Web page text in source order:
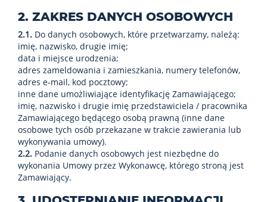
2. ZAKRES DANYCH OSOBOWYCH
2.1. Do danych osobowych, które przetwarzamy, należą:
imię, nazwisko, drugie imię;
data i miejsce urodzenia;
adres zameldowania i zamieszkania, numery telefonów,
adres e-mail, kod pocztowy;
inne dane umożliwiające identyfikację Zamawiającego;
imię, nazwisko i drugie imię przedstawiciela / pracownika
Zamawiającego będącego osobą prawną (inne dane
osobowe tych osób przekazane w trakcie zawierania lub
wykonywania umowy).
2.2. Podanie danych osobowych jest niezbędne do
wykonania Umowy przez Wykonawcę, którego stroną jest
Zamawiający.